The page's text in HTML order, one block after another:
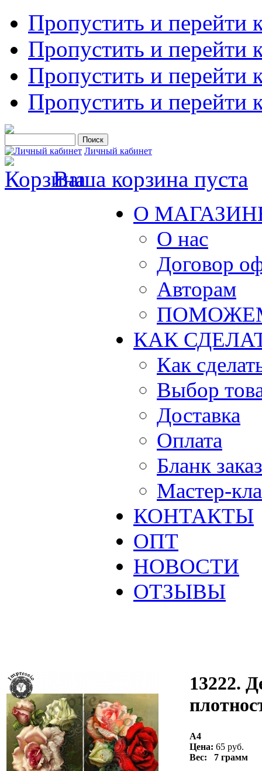
Пропустить и перейти
Пропустить и перейти
Пропустить и перейти
Пропустить и перейти
Личный кабинет
Ваша корзина пуста
О
О нас
Договор
Авторам
КАК
Как
Выбор
Доставка
Оплата
Бланк
Мастер-
КОНТАКТЫ
ОПТ
НОВОСТИ
ОТЗЫВЫ
13222.
А4
Цена: 65 руб.
Вес: 7 грамм